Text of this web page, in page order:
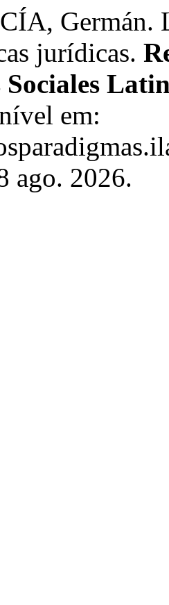
Germán.
jurídicas.
Sociales
em:
ago. 2026.